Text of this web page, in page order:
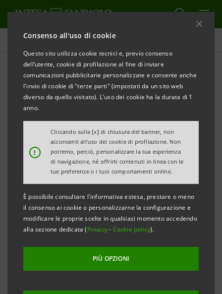
Consenso all'uso di cookie
Questo sito utilizza cookie tecnici e, previo consenso
dell’utente, cookie di profilazione al fine di inviare
comunicazioni pubblicitarie personalizzate e consente anche
l'invio di cookie di "terze parti" (impostati da un sito web
diverso da quello visitato). L'uso dei cookie ha la durata di 1
anno.
!
Cliccando sulla [x] di chiusura del banner, non
acconsenti all’uso dei cookie di profilazione. Non
potremo, perciò, personalizzare la tua esperienza
di navigazione, né offrirti contenuti in linea con le
tue preferenze o i tuoi comportamenti online.
È possibile consultare l'informativa estesa, prestare o meno
il consenso ai cookie o personalizzarne la configurazione e
modificare le proprie scelte in qualsiasi momento accedendo
alla sezione dedicata (Privacy- Cookie policy).
PIÙ OPZIONI
Comunicati stampa
STAMPA AGGIORNA
COMUNICATO STAMPA
INTESA SANPAOLO PER EXPO MILANO 2015
QUATTROCENTO ECCELLENZE ITALIANE SI
RACCONTANO
MERCOLEDì 16 SETTEMBRE APPUNTAMENTO CON IL
BUON GUSTO VENETO
Milano,14 settembre 2015. Mercoledì 16 settembre
2015, alle ore 10,30, nello spazio espositivo The
Buon Gusto Veneto, una rete di qualità per
valorizzare i prodotti e le imprese del Veneto. In soli
tre anni, 56 aziende del settore agroalimentare hanno